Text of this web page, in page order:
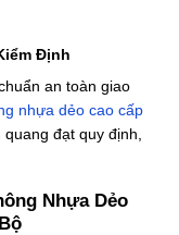
Định
an toàn giao
nhựa dẻo cao cấp
đạt quy định,
Nhựa Dẻo